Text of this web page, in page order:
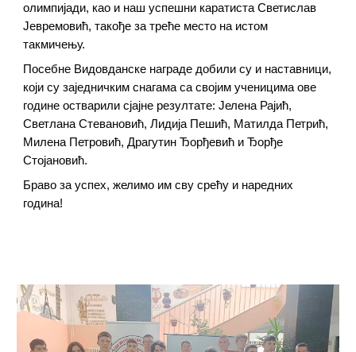
олимпијади, као и наш успешни каратиста Светислав
Јевремовић, такође за треће место на истом
такмичењу.
Посебне Видовданске награде добили су и наставници,
који су заједничким снагама са својим ученицима ове
године остварили сјајне резултате: Јелена Рајић,
Светлана Стевановић, Лидија Пешић, Матилда Петрић,
Милена Петровић, Драгутин Ђорђевић и Ђорђе
Стојановић.
Браво за успех, желимо им сву срећу и наредних
година!